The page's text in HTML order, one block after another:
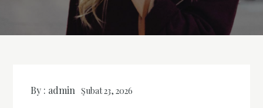
By : admin Şubat 23, 2026